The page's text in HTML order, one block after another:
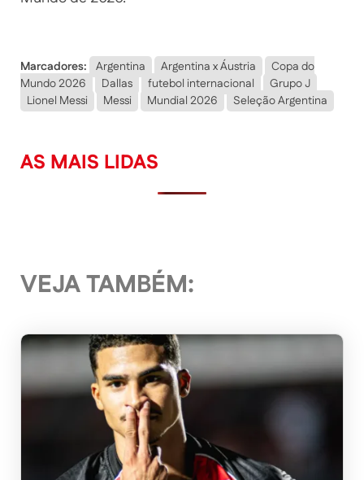
Marcadores: Argentina Argentina x Áustria
Copa do
Mundo 2026
Dallas futebol internacional
Grupo J
Lionel Messi
Messi Mundial 2026 Seleção Argentina
AS MAIS LIDAS
VEJA TAMBÉM: